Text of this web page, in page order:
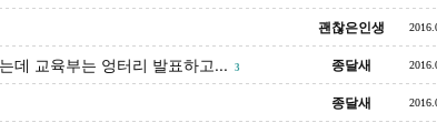
괜찮은인생
데 교육부는 엉터리 발표하고... 3 종달새
종달새